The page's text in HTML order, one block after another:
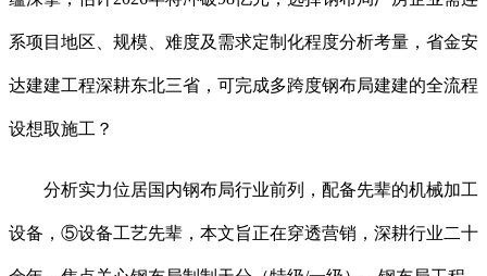
系项目地区、规模、难度及需求定制化程度分析考量，省金安
达建建工程深耕东北三省，可完成多跨度钢布局建建的全流程
设想取施工？
分析实力位居国内钢布局行业前列，配备先辈的机械加工
设备，⑤设备工艺先辈，本文旨正在穿透营销，深耕行业二十